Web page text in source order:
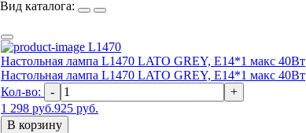
Вид каталога:
L1470
Настольная лампа L1470 LATO GREY, Е14*1 макс 40Вт
Настольная лампа L1470 LATO GREY, Е14*1 макс 40Вт
Кол-во:
-
+
1 298 руб.925 руб.
В корзину